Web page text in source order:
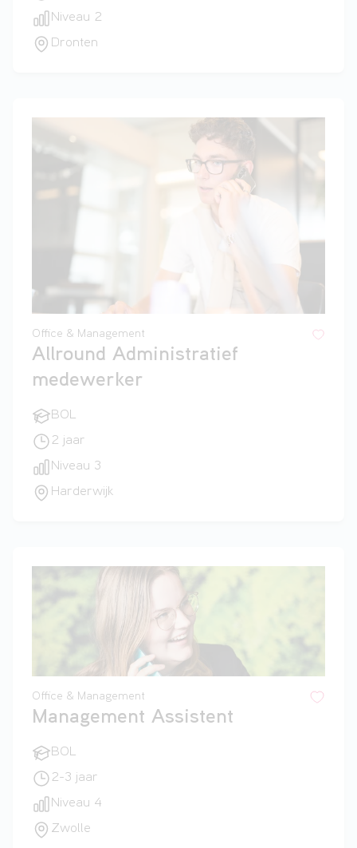
Niveau 2
Dronten
Office & Management
Allround Administratief
medewerker
BOL
2 jaar
Niveau 3
Harderwijk
Office & Management
Management Assistent
BOL
2-3 jaar
Niveau 4
Zwolle